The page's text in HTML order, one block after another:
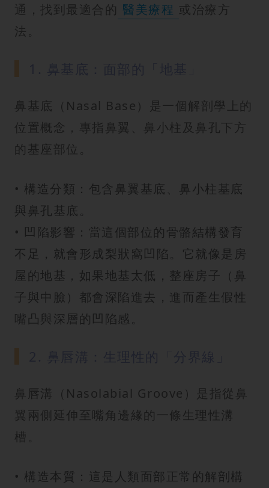
通，找到最適合的 醫美療程 或治療方
法。
鼻基底（Nasal Base）是一個解剖學上的
位置概念，專指鼻翼、鼻小柱及鼻孔下方
的基座部位。
• 構造分類：包含鼻翼基底、鼻小柱基底
與鼻孔基底。
• 凹陷影響：當這個部位的骨骼結構發育
不足，就會形成梨狀窩凹陷。它就像是房
屋的地基，如果地基太低，整座房子（鼻
子與中臉）都會深陷進去，進而產生假性
嘴凸與深層的凹陷感。
鼻唇溝（Nasolabial Groove）是指從鼻
翼兩側延伸至嘴角邊緣的一條生理性溝
槽。
• 構造本質：這是人類面部正常的解剖構